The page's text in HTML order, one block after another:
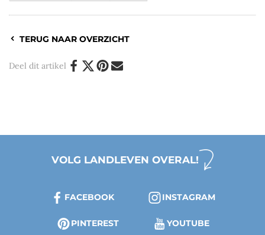
TERUG NAAR OVERZICHT
Deel dit artikel
VOLG LANDLEVEN OVERAL!
FACEBOOK INSTAGRAM
PINTEREST YOUTUBE